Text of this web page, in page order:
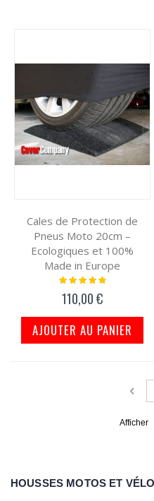
Cales de Protection de
Pneus Moto 20cm –
Ecologiques et 100%
Made in Europe
Notation:
110,00 €
AJOUTER AU PANIER
Afficher
HOUSSES MOTOS ET